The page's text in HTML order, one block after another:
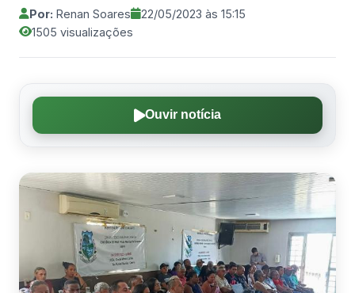
Por: Renan Soares
22/05/2023 às 15:15
1505 visualizações
Ouvir notícia